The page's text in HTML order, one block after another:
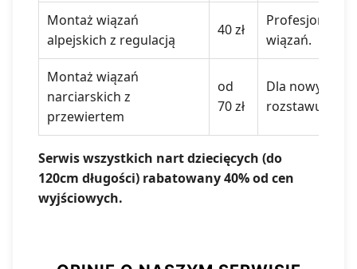
Montaż wiązań
alpejskich z regulacją
40 zł
Profesjonalny
wiązań.
Montaż wiązań
narciarskich z
przewiertem
od
70 zł
Dla nowych
rozstawu buta.
Serwis wszystkich nart dziecięcych (do
120cm długości) rabatowany 40% od cen
wyjściowych.